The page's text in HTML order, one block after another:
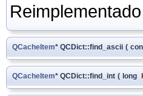
QCacheItem* QCDict::find_ascii (
QCacheItem* QCDict::find_int ( long